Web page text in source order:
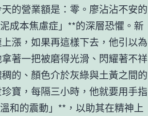
的營業額是：零。廖沾沾不安的
成本焦慮症」**的深層恐懼。新
漲，如果再這樣下去，他引以為
著一把被磨得光滑、閃耀著不祥
的、顏色介於灰綠與土黃之間的
寶，每隔三小時，他就要用手指
和的震動」**，以助其在精神上